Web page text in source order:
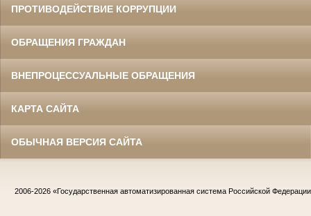
ПРОТИВОДЕЙСТВИЕ КОРРУПЦИИ
ОБРАЩЕНИЯ ГРАЖДАН
ВНЕПРОЦЕССУАЛЬНЫЕ ОБРАЩЕНИЯ
КАРТА САЙТА
ОБЫЧНАЯ ВЕРСИЯ САЙТА
2006-2026 «Государственная автоматизированная система Российской